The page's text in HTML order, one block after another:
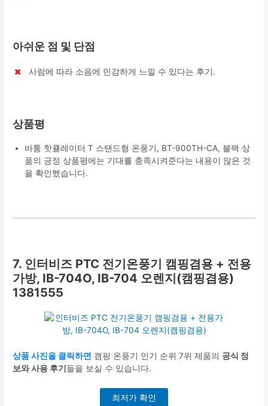
아쉬운 점 및 단점
사람에 따라 소음에 민감하게 느낄 수 있다는 후기.
상품평
바툼 핫큘레이터 T 스탠드형 온풍기, BT-900TH-CA, 블랙 상
품의 긍정 상품평에는 기대를 충족시켜준다는 내용이 많은 것
을 확인했습니다.
7. 인터비즈 PTC 전기온풍기 캠핑겸용 + 전용
가방, IB-704O, IB-704 오렌지(캠핑겸용)
1381555
상품 사진을 클릭하면 캠핑 온풍기 인기 순위 7위 제품의 공식 정
보와 사용 후기 들을 보실 수 있습니다.
최저가 확인